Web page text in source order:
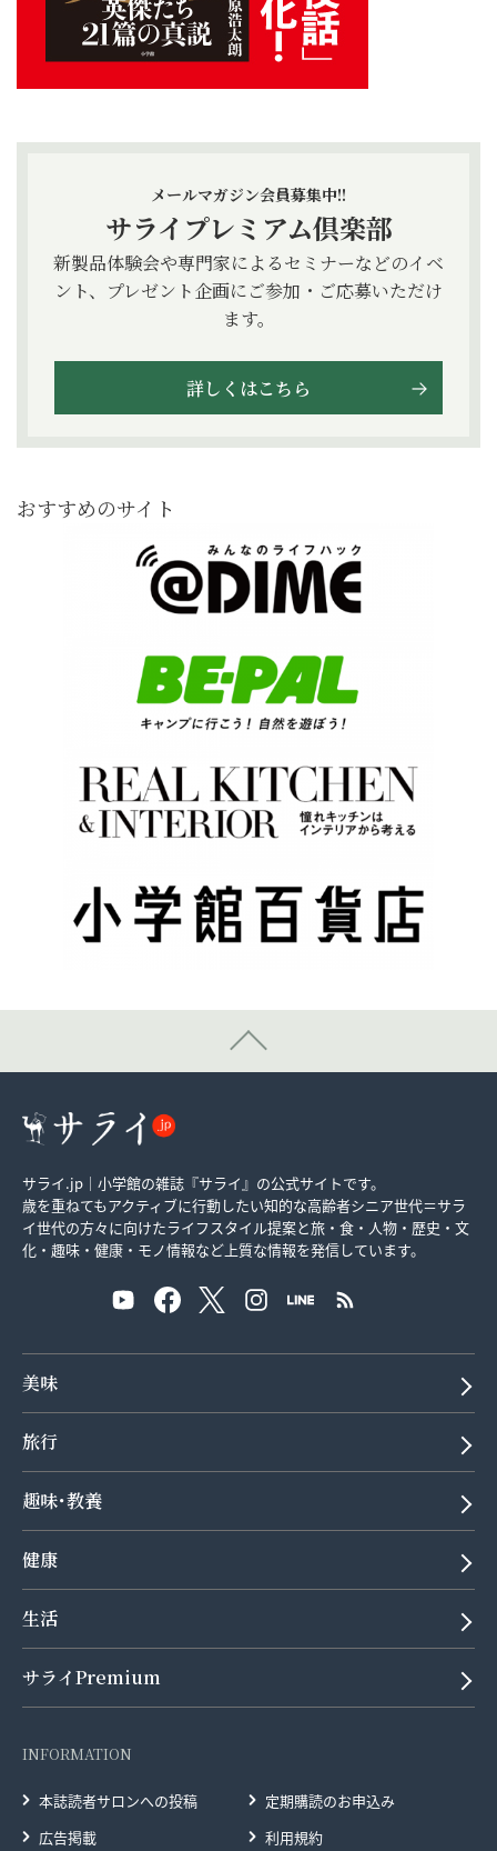
メールマガジン会員募集中!!
サライプレミアム倶楽部
新製品体験会や専門家によるセミナーなどのイベ
ント、プレゼント企画にご参加・ご応募いただけ
ます。
詳しくはこちら
おすすめのサイト
サライ.jp｜小学館の雑誌『サライ』の公式サイトです。
歳を重ねてもアクティブに行動したい知的な高齢者シニア世代＝サラ
イ世代の方々に向けたライフスタイル提案と旅・食・人物・歴史・文
化・趣味・健康・モノ情報など上質な情報を発信しています。
美味
旅行
趣味･教養
健康
生活
サライPremium
INFORMATION
本誌読者サロンへの投稿
定期購読のお申込み
広告掲載
利用規約